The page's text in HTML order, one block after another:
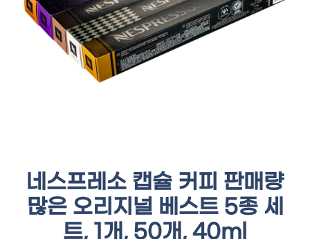
네스프레소 캡슐 커피 판매량
많은 오리지널 베스트 5종 세
트, 1개, 50개, 40ml